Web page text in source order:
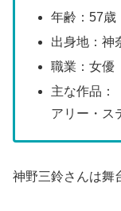
年齢：57歳
出身地：神
職業：女優
主な作品：
アリー・ス
神野三鈴さんは舞